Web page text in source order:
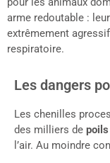
arme redoutable :
extrêmement
respiratoire.
Les dangers
Les chenilles
des milliers de
l’air. Au moindre